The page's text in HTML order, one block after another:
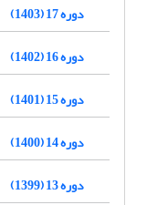
دوره 17 (1403)
دوره 16 (1402)
دوره 15 (1401)
دوره 14 (1400)
دوره 13 (1399)